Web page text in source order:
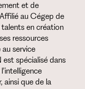
et de
au Cégep de
en création
ressources
service
est spécialisé dans
ainsi que de la